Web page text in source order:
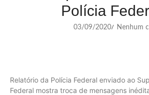
Polícia
03/09/2020/ Nenhum
Relatório da Polícia Federal enviado ao
Federal mostra troca de mensagens